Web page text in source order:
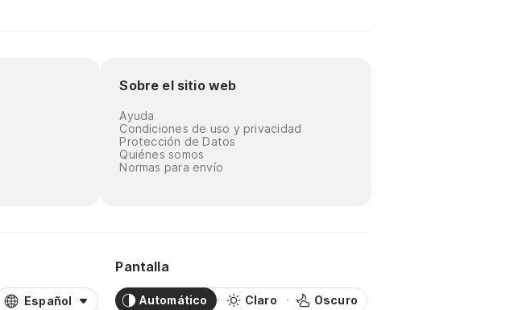
Sobre el sitio web
Ayuda
Condiciones de uso y privacidad
Protección de Datos
Quiénes somos
Normas para envío
Español
Pantalla
Automático Claro Oscuro